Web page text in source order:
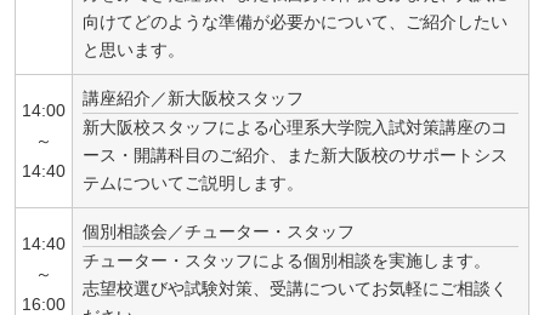
向けてどのような準備が必要かについて、ご紹介したい
と思います。
14:00
～
14:40
講座紹介／新大阪校スタッフ
新大阪校スタッフによる心理系大学院入試対策講座のコ
ース・開講科目のご紹介、また新大阪校のサポートシス
テムについてご説明します。
14:40
～
16:00
個別相談会／チューター・スタッフ
チューター・スタッフによる個別相談を実施します。
志望校選びや試験対策、受講についてお気軽にご相談く